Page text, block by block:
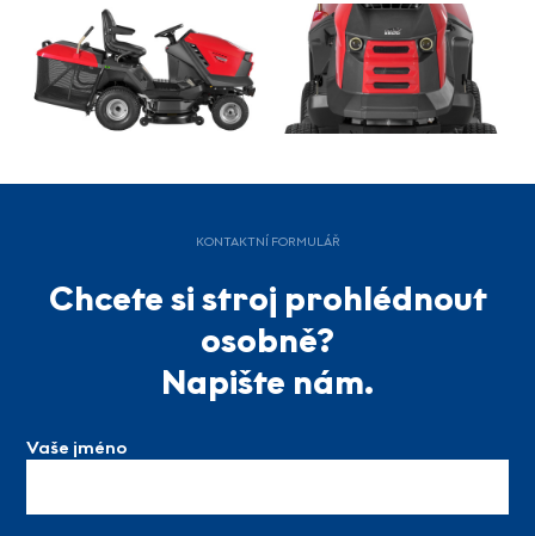
KONTAKTNÍ FORMULÁŘ
Chcete si stroj prohlédnout
osobně?
Napište nám.
Vaše jméno